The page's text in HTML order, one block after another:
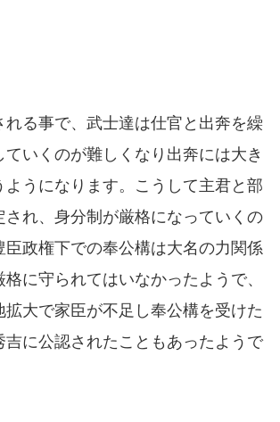
れる事で、武士達は仕官と出奔を繰
ていくのが難しくなり出奔には大き
ようになります。こうして主君と部
され、身分制が厳格になっていくの
臣政権下での奉公構は大名の力関係
に守られてはいなかったようで、
拡大で家臣が不足し奉公構を受けた
吉に公認されたこともあったようで